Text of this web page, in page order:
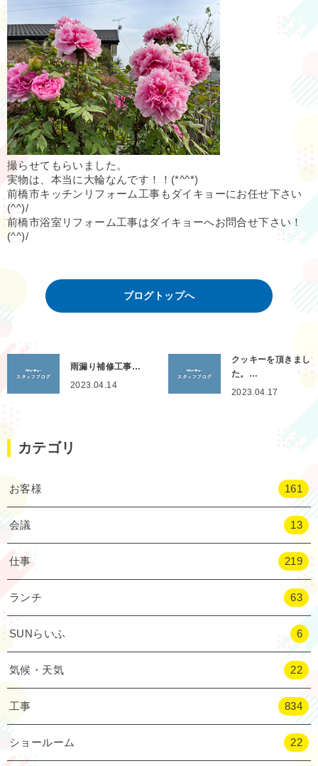
撮らせてもらいました。
実物は、本当に大輪なんです！！(*^^*)
前橋市キッチンリフォーム工事もダイキョーにお任せ下さい
(^^)/
前橋市浴室リフォーム工事はダイキョーへお問合せ下さい！
(^^)/
ブログトップへ
雨漏り補修工事…
2023.04.14
クッキーを頂きまし
た。…
2023.04.17
カテゴリ
お客様 161
会議 13
仕事 219
ランチ 63
SUNらいふ 6
気候・天気 22
工事 834
ショールーム 22